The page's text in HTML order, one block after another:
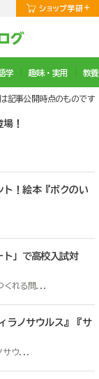
学 趣味・実用 教
記事公開時点のものです
！
ト！絵本『ボクのい
ト」で高校入試対
くれる問...
ラノサウルス』『サ
サウ...